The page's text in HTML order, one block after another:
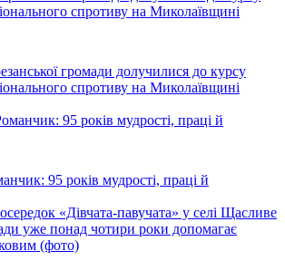
громади долучилися до курсу
спротиву на Миколаївщині
95 років мудрості, праці й